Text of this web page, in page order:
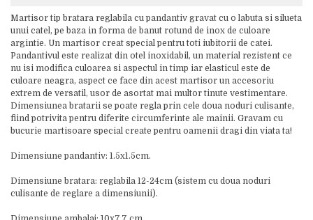
Martisor tip bratara reglabila cu pandantiv gravat cu o labuta si silueta
unui catel, pe baza in forma de banut rotund de inox de culoare
argintie. Un martisor creat special pentru toti iubitorii de catei.
Pandantivul este realizat din otel inoxidabil, un material rezistent ce
nu isi modifica culoarea si aspectul in timp iar elasticul este de
culoare neagra, aspect ce face din acest martisor un accesoriu
extrem de versatil, usor de asortat mai multor tinute vestimentare.
Dimensiunea bratarii se poate regla prin cele doua noduri culisante,
fiind potrivita pentru diferite circumferinte ale mainii. Gravam cu
bucurie martisoare special create pentru oamenii dragi din viata ta!
Dimensiune pandantiv: 1.5x1.5cm.
Dimensiune bratara: reglabila 12-24cm (sistem cu doua noduri
culisante de reglare a dimensiunii).